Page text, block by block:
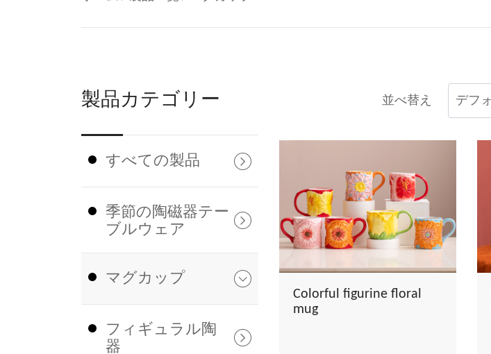
製品カテゴリー
すべての製品
季節の陶磁器テー
ブルウェア
マグカップ
フィギュラル陶
器
並べ替え
Colorful figurine floral
mug